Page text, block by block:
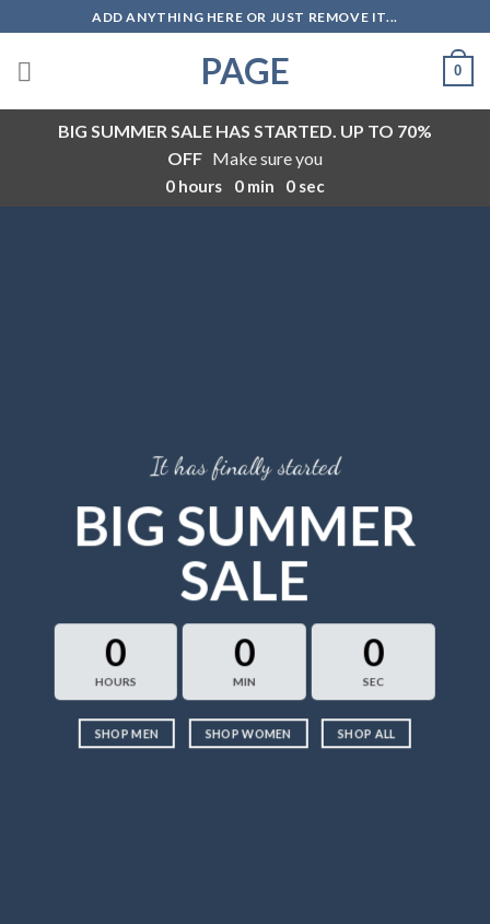
to
content
ADD ANYTHING HERE OR JUST REMOVE IT...
PAGE 0
BIG SUMMER SALE HAS STARTED. UP TO 70%
OFF Make sure you
0 hours 0 min 0 sec
It has finally started
BIG SUMMER
SALE
0
HOURS
0
MIN
0
SEC
SHOP MEN SHOP WOMEN SHOP ALL